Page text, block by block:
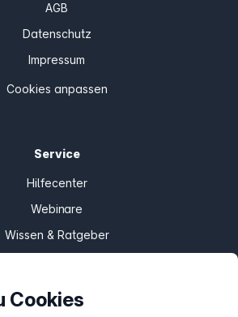
AGB
Datenschutz
Impressum
Cookies anpassen
Service
Hilfecenter
Webinare
Wissen & Ratgeber
Cookies